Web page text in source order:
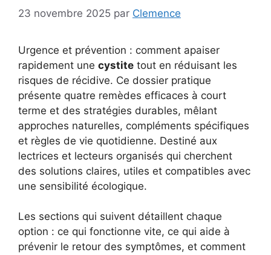
23 novembre 2025 par Clemence
Urgence et prévention : comment apaiser
rapidement une cystite tout en réduisant les
risques de récidive. Ce dossier pratique
présente quatre remèdes efficaces à court
terme et des stratégies durables, mêlant
approches naturelles, compléments spécifiques
et règles de vie quotidienne. Destiné aux
lectrices et lecteurs organisés qui cherchent
des solutions claires, utiles et compatibles avec
une sensibilité écologique.
Les sections qui suivent détaillent chaque
option : ce qui fonctionne vite, ce qui aide à
prévenir le retour des symptômes, et comment